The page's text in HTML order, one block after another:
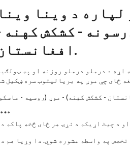
د وینا وینا
- کشکش کهنه
افغانستان‬.
اړه د درملو درملو روزنه او په
ځای چې موږ په بریالیتوب سره ښکیل
- کشکش کهنه) - موږ (روسیه -